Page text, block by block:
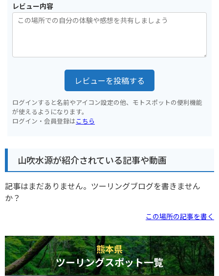
レビュー内容
レビューを投稿する
ログインすると名前やアイコン設定の他、モトスポットの便利機能
が使えるようになります。
ログイン・会員登録はこちら
山吹水源が紹介されている記事や動画
記事はまだありません。ツーリングブログを書きません
か？
この場所の記事を書く
熊本県
ツーリングスポット一覧